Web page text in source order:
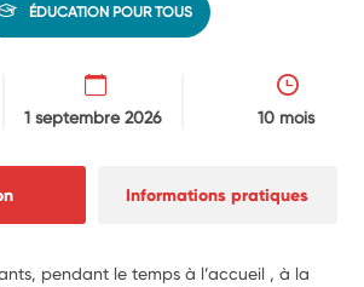
ÉDUCATION POUR TOUS
1 septembre 2026 10 mois
Informations pratiques
pendant le temps à l’accueil , à la